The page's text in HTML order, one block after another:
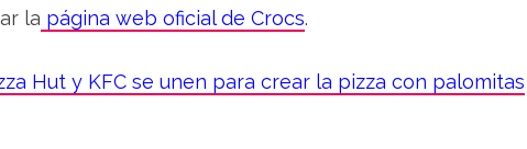
la página web oficial de Crocs.
Hut y KFC se unen para crear la pizza con palomitas